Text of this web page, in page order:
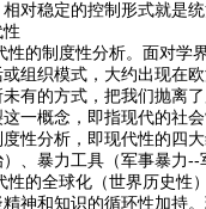
相对稳定的控制形式就是
性
制度性分析。面对学界
组织模式，大约出现在
有的方式，把我们抛离
一概念，即指现代的社
度性分析，即现代性的四
）、暴力工具（军事暴力
全球化（世界历史性）
精神和知识的循环性加持